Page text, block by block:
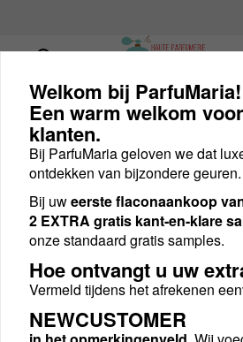
Tempio d'Acqua
Nieuw Casamorati
Parfum bij ParfuMaria
Shop nu
Welkom bij ParfuMaria!
Een warm welkom
klanten.
Bij ParfuMaria geloven we dat
ontdekken van bijzondere geuren.
Bij uweerste flaconaankoop
2 EXTRA gratis kant-en-klare
onze standaard gratis samples.
Hoe ontvangt u uw
Vermeld tijdens het afrekenen
NEWCUSTOMER